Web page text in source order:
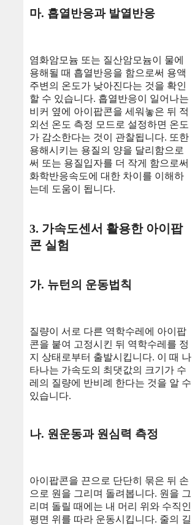
마. 흡열반응과 발열반응
염화암모늄 또는 질산암모늄이 물에
용해될 때 흡열반응을 함으로써 용액
주변의 온도가 낮아진다는 것을 확인
할 수 있습니다. 흡열반응이 일어나는
비커 옆에 아이팝콘을 세워놓은 뒤 적
외선 온도 측정 모드로 설정하면 온도
가 감소한다는 것이 관찰됩니다. 또한
용해시키는 용질의 양을 달리함으로
써 또는 용질입자를 더 작게 함으로써
화학반응속도에 대한 차이를 이해하
는데 도움이 됩니다.
3. 가속도센서 활용한 아이팝
콘 실험
가. 뉴턴의 운동법칙
질량이 서로 다른 역학수레에 아이팝
콘을 붙여 고정시킨 뒤 역학수레를 정
지 상태로부터 출발시킵니다. 이 때 나
타나는 가속도의 최댓값의 크기가 수
레의 질량에 반비례 한다는 것을 알 수
있습니다.
나. 원운동과 원심력 측정
아이팝콘을 끈으로 단단히 묶은 뒤 손
으로 원을 그리며 돌려봅니다. 원을 그
리며 돌릴 때에는 내 머리 위와 수직인
평면 위를 따라 운동시킵니다. 줄의 길